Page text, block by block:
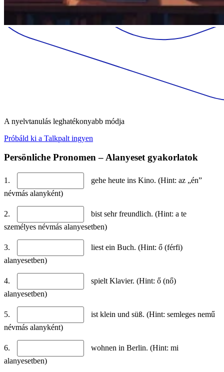
A nyelvtanulás leghatékonyabb módja
Próbáld ki a Talkpalt ingyen
Persönliche Pronomen – Alanyeset gyakorlatok
1.
gehe heute ins Kino. (Hint: az „én”
névmás alanyként)
2.
bist sehr freundlich. (Hint: a te
személyes névmás alanyesetben)
3.
liest ein Buch. (Hint: ő (férfi)
alanyesetben)
4.
spielt Klavier. (Hint: ő (nő)
alanyesetben)
5.
ist klein und süß. (Hint: semleges nemű
névmás alanyként)
6.
wohnen in Berlin. (Hint: mi
alanyesetben)